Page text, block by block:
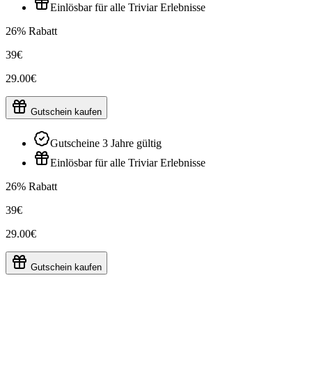
Einlösbar für alle Triviar Erlebnisse
26% Rabatt
39€
29.00€
Gutschein kaufen
Gutscheine 3 Jahre gültig
Einlösbar für alle Triviar Erlebnisse
26% Rabatt
39€
29.00€
Gutschein kaufen